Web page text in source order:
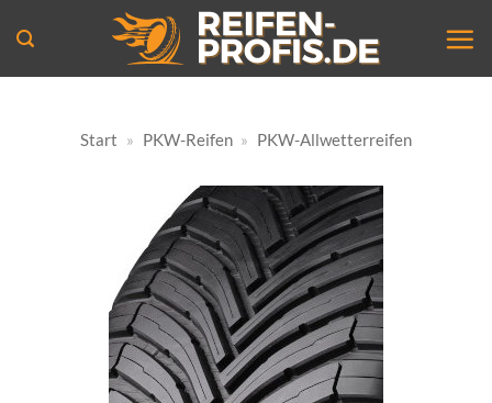
Inhalt
springen
Start » PKW-Reifen » PKW-Allwetterreifen